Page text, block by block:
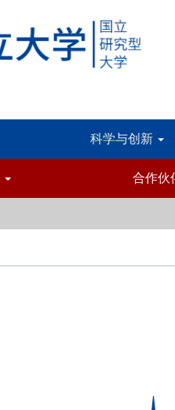
科学与创新
合作伙